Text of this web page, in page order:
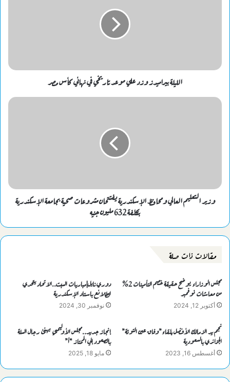
الليلة بيراميدز وزد علي موعد تاريخي في نهائي كأس مصر
وزير التعليم العالي ومحافظ الإسكندرية يفتتحان مشروعات صحية بجامعة الإسكندرية
بتكلفة 632 مليون جنيه
مقالات ذات صلة
مجلس الوزاراء يوضح حقيقة خصم التأمينات 2%
من معاشات نوفمبر
أكتوبر 12, 2024
دوري نايل|مباريات السبت..الاتحاد يتحدي
الطلائع باستاد الإسكندرية
نوفمبر 30, 2024
نجم يد الزمالك الأفضل بلقاء”وفاق عين التوتة”
الجزائري بالسعودية
أغسطس 16, 2023
إنجاز جديد..مجلس الأوليمبي يهنئ رجال السلة
بالصعود إلي الممتاز “أ”
مايو 18, 2025